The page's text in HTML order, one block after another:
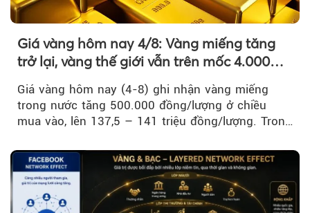
Giá vàng hôm nay 4/8: Vàng miếng tăng
trở lại, vàng thế giới vẫn trên mốc 4.000
Giá vàng hôm nay (4-8) ghi nhận vàng miếng
trong nước tăng 500.000 đồng/lượng ở chiều
mua vào, lên 137,5 – 141 triệu đồng/lượng. Trong
trì trên ngưỡng 4.000 USD/ounce.